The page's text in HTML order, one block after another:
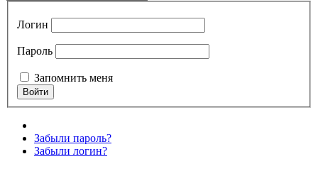
Логин
Пароль
Запомнить меня
Забыли пароль?
Забыли логин?